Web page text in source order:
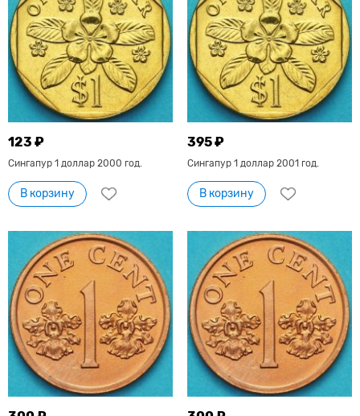
123 ₽
Сингапур 1 доллар 2000 год.
В корзину
395 ₽
Сингапур 1 доллар 2001 год.
В корзину